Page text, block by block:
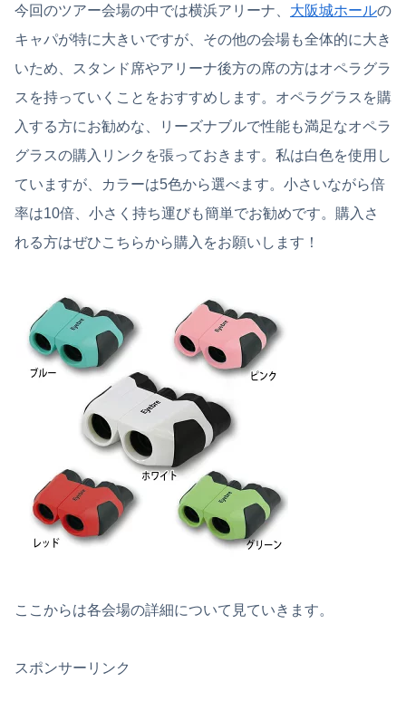
今回のツアー会場の中では横浜アリーナ、 大阪城ホールの
キャパが特に大きいですが、その他の会場も全体的に大き
いため、スタンド席やアリーナ後方の席の方はオペラグラ
スを持っていくことをおすすめします。オペラグラスを購
入する方にお勧めな、リーズナブルで性能も満足なオペラ
グラスの購入リンクを張っておきます。私は白色を使用し
ていますが、カラーは5色から選べます。小さいながら倍
率は10倍、小さく持ち運びも簡単でお勧めです。購入さ
れる方はぜひこちらから購入をお願いします！
ここからは各会場の詳細について見ていきます。
スポンサーリンク